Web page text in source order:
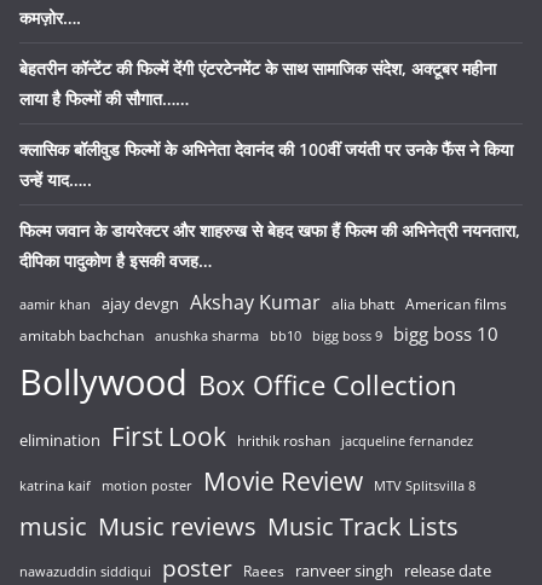
कमज़ोर….
बेहतरीन कॉन्टेंट की फिल्में देंगी एंटरटेनमेंट के साथ सामाजिक संदेश, अक्टूबर महीना
लाया है फिल्मों की सौगात……
क्लासिक बॉलीवुड फिल्मों के अभिनेता देवानंद की 100वीं जयंती पर उनके फैंस ने किया
उन्हें याद…..
फिल्म जवान के डायरेक्टर और शाहरुख से बेहद खफा हैं फिल्म की अभिनेत्री नयनतारा,
दीपिका पादुकोण है इसकी वजह…
aamir khan ajay devgn Akshay Kumar alia bhatt American films
amitabh bachchan anushka sharma bb10 bigg boss 9 bigg boss 10
Bollywood Box Office Collection
elimination First Look hrithik roshan jacqueline fernandez
katrina kaif motion poster Movie Review MTV Splitsvilla 8
music Music reviews Music Track Lists
nawazuddin siddiqui poster Raees ranveer singh release date